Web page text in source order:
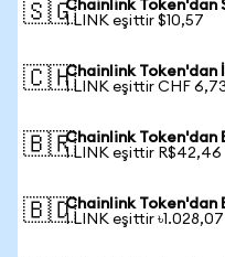
🇸🇬Chainlink Token'dan
1 LINK eşittir $10,57
🇨🇭Chainlink Token'dan
1 LINK eşittir CHF
🇧🇷Chainlink Token'dan
1 LINK eşittir R$42,46
🇧🇩Chainlink Token'dan
1 LINK eşittir ৳1.028,07